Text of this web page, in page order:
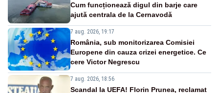
Cum funcționează digul din barje care
ajută centrala de la Cernavodă
7 aug. 2026, 19:17
România, sub monitorizarea Comisiei
Europene din cauza crizei energetice. Ce
cere Victor Negrescu
7 aug. 2026, 18:56
Scandal la UEFA! Florin Prunea, reclamat